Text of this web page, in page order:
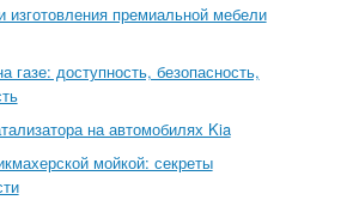
изготовления премиальной мебели
газе: доступность, безопасность,
на автомобилях Kia
мойкой: секреты